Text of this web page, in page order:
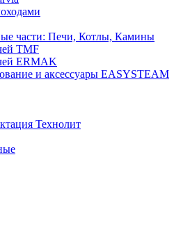
части: Печи, Котлы, Камины
TMF
ERMAK
и аксессуары EASYSTEAM
Технолит